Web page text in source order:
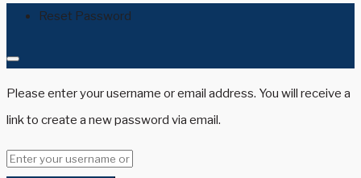
Reset Password
Please enter your username or email address. You will receive a
link to create a new password via email.